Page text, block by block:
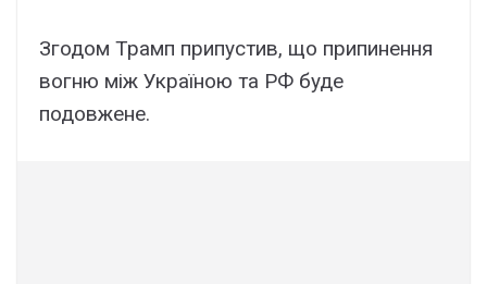
Згодом Трамп припустив, що припинення
вогню між Україною та РФ буде
подовжене.